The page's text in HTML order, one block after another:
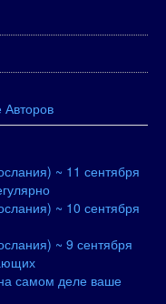
Авторов
~ 11 сентября
~ 10 сентября
~ 9 сентября
самом деле ваше